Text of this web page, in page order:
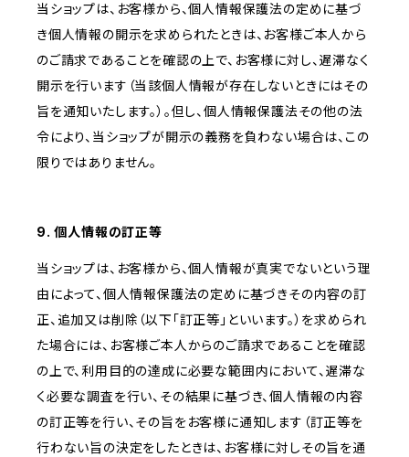
当ショップは、お客様から、個人情報保護法の定めに基づ
き個人情報の開示を求められたときは、お客様ご本人から
のご請求であることを確認の上で、お客様に対し、遅滞なく
開示を行います（当該個人情報が存在しないときにはその
旨を通知いたします。）。但し、個人情報保護法その他の法
令により、当ショップが開示の義務を負わない場合は、この
限りではありません。
9. 個人情報の訂正等
当ショップは、お客様から、個人情報が真実でないという理
由によって、個人情報保護法の定めに基づきその内容の訂
正、追加又は削除（以下「訂正等」といいます。）を求められ
た場合には、お客様ご本人からのご請求であることを確認
の上で、利用目的の達成に必要な範囲内において、遅滞な
く必要な調査を行い、その結果に基づき、個人情報の内容
の訂正等を行い、その旨をお客様に通知します（訂正等を
行わない旨の決定をしたときは、お客様に対しその旨を通